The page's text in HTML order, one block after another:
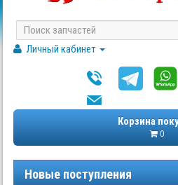
Личный кабинет
Корзина
0
Новые поступления